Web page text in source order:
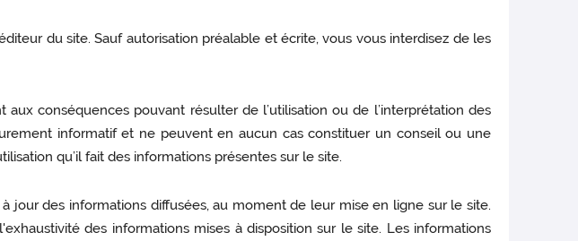
du site. Sauf autorisation préalable et écrite, vous vous interdisez de les
conséquences pouvant résulter de l’utilisation ou de l’interprétation des
informatif et ne peuvent en aucun cas constituer un conseil ou une
qu’il fait des informations présentes sur le site.
jour des informations diffusées, au moment de leur mise en ligne sur le site.
des informations mises à disposition sur le site. Les informations